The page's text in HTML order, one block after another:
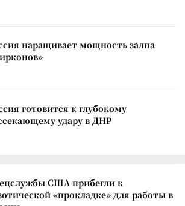
наращивает мощность залпа
готовится к глубокому
удару в ДНР
США прибегли к
«прокладке» для работы в